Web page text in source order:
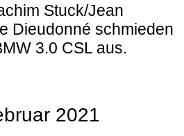
Stuck/Jean
Dieudonné schmieden
3.0 CSL aus.
2021